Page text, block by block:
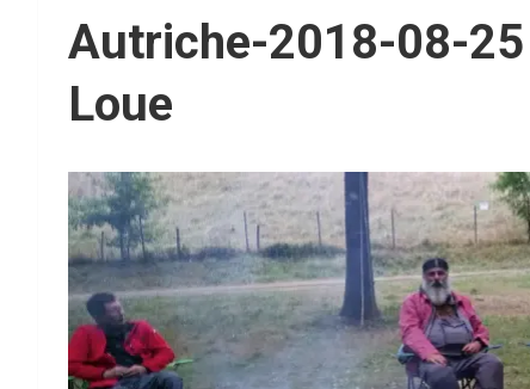
Autriche-2018-08-
Loue